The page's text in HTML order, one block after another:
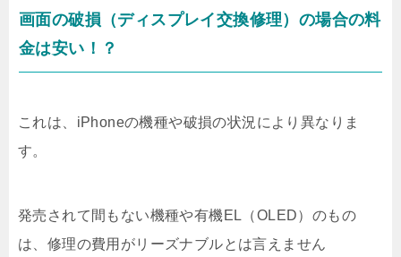
画面の破損（ディスプレイ交換修理）の場合の料
金は安い！？
これは、iPhoneの機種や破損の状況により異なりま
す。
発売されて間もない機種や有機EL（OLED）のもの
は、修理の費用がリーズナブルとは言えません